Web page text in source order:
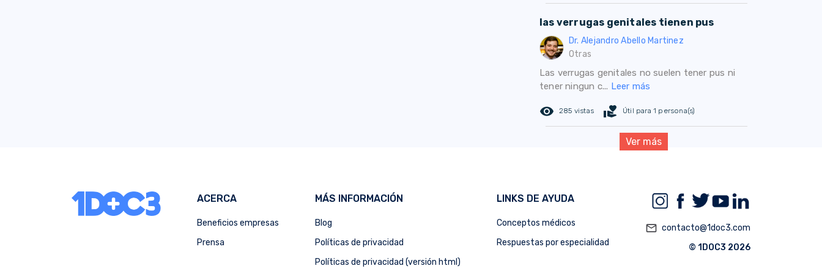
las verrugas genitales tienen pus
Dr. Alejandro Abello Martinez
Otras
Las verrugas genitales no suelen tener pus ni
tener ningun c... Leer más
remove_red_eye 285 vistas volunteer_activism Útil para 1 persona(s)
Ver más
ACERCA
Beneficios empresas
Prensa
MÁS INFORMACIÓN
Blog
Políticas de privacidad
Políticas de privacidad (versión html)
LINKS DE AYUDA
Conceptos médicos
Respuestas por especialidad
mail_outline contacto@1doc3.com
© 1DOC3 2026